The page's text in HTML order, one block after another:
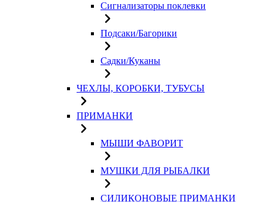
Сигнализаторы поклевки
Подсаки/Багорики
Садки/Куканы
ЧЕХЛЫ, КОРОБКИ, ТУБУСЫ
ПРИМАНКИ
МЫШИ ФАВОРИТ
МУШКИ ДЛЯ РЫБАЛКИ
СИЛИКОНОВЫЕ ПРИМАНКИ